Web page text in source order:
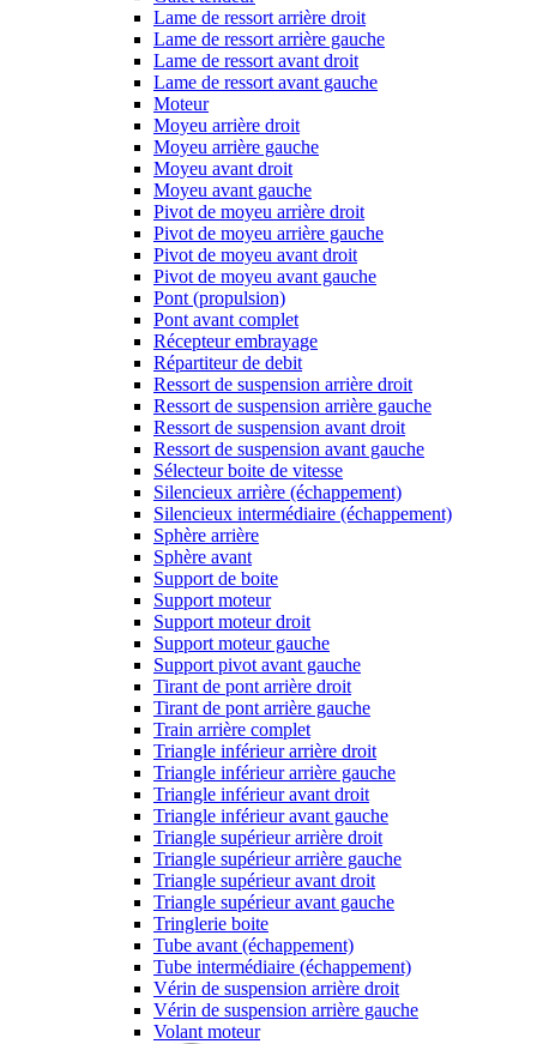
Lame de ressort arrière droit
Lame de ressort arrière gauche
Lame de ressort avant droit
Lame de ressort avant gauche
Moteur
Moyeu arrière droit
Moyeu arrière gauche
Moyeu avant droit
Moyeu avant gauche
Pivot de moyeu arrière droit
Pivot de moyeu arrière gauche
Pivot de moyeu avant droit
Pivot de moyeu avant gauche
Pont (propulsion)
Pont avant complet
Récepteur embrayage
Répartiteur de debit
Ressort de suspension arrière droit
Ressort de suspension arrière gauche
Ressort de suspension avant droit
Ressort de suspension avant gauche
Sélecteur boite de vitesse
Silencieux arrière (échappement)
Silencieux intermédiaire (échappement)
Sphère arrière
Sphère avant
Support de boite
Support moteur
Support moteur droit
Support moteur gauche
Support pivot avant gauche
Tirant de pont arrière droit
Tirant de pont arrière gauche
Train arrière complet
Triangle inférieur arrière droit
Triangle inférieur arrière gauche
Triangle inférieur avant droit
Triangle inférieur avant gauche
Triangle supérieur arrière droit
Triangle supérieur arrière gauche
Triangle supérieur avant droit
Triangle supérieur avant gauche
Tringlerie boite
Tube avant (échappement)
Tube intermédiaire (échappement)
Vérin de suspension arrière droit
Vérin de suspension arrière gauche
Volant moteur